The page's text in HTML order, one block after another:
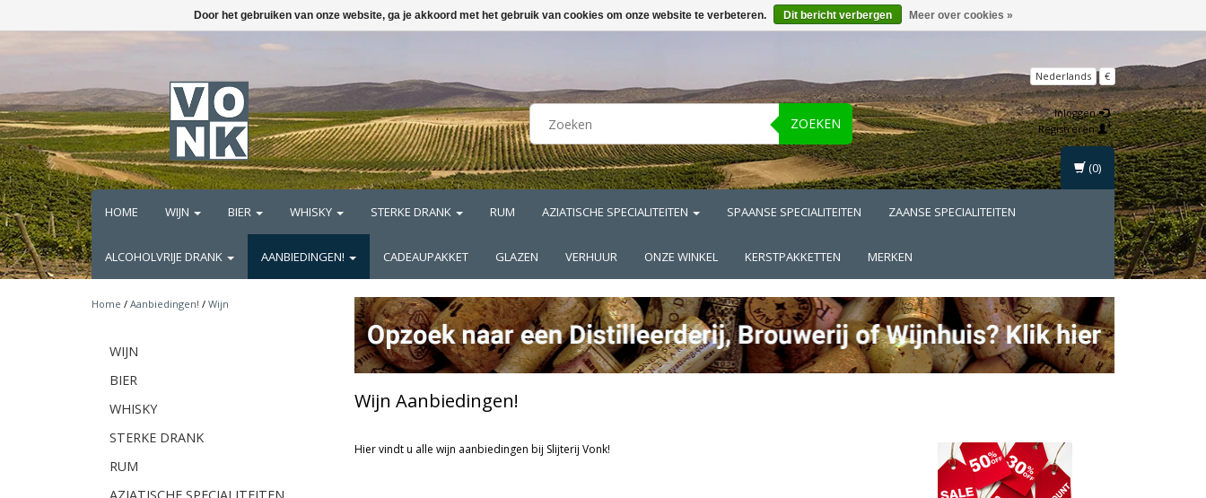
ZOEKEN
Nederlands €
Inloggen
Registreren
HOME WIJN BIER WHISKY STERKE DRANK RUM AZIATISCHE SPECIALITEITEN SPAANSE SPECIALITEITEN ZAANSE SPECIALITEITEN
ALCOHOLVRIJE DRANK AANBIEDINGEN! CADEAUPAKKET GLAZEN VERHUUR ONZE WINKEL KERSTPAKKETTEN MERKEN
(0)
Home / Aanbiedingen! / Wijn
WIJN
BIER
WHISKY
STERKE DRANK
RUM
Wijn Aanbiedingen!
Hier vindt u alle wijn aanbiedingen bij Slijterij Vonk!
Door het gebruiken van onze website, ga je akkoord met het gebruik van cookies om onze website te verbeteren. Dit bericht verbergen Meer over cookies »